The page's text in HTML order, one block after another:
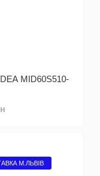
MID60S510-
М.ЛЬВІВ